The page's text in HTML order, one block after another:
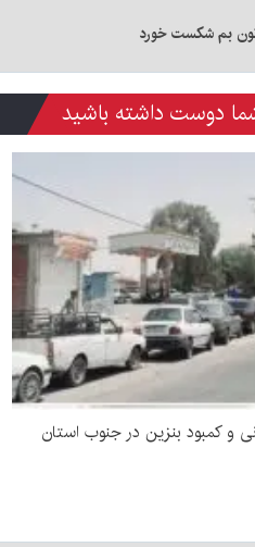
بم شکست خورد
دوست داشته باشید
و کمبود بنزین در جنوب استان